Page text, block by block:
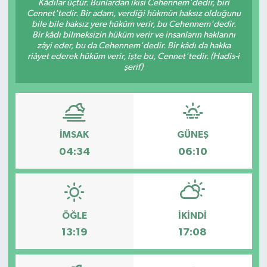
Kâdılar üçtür. Bunlardan ikisi Cehennem'dedir, biri
Cennet'tedir. Bir adam, verdiği hükmün haksız olduğunu
bile bile haksız yere hüküm verir, bu Cehennem'dedir.
Bir kâdı bilmeksizin hüküm verir ve insanların haklarını
zâyi eder, bu da Cehennem'dedir. Bir kâdı da hakka
riâyet ederek hüküm verir, işte bu, Cennet'tedir. (Hadis-i
şerif)
İMSAK
04:34
GÜNEŞ
06:10
ÖĞLE
13:19
İKINDI
17:08
KÜLTÜR SANAT
YAŞAM
LIFE
SARIGÖL
SARUHANLI
SELENDİ
KIRKAĞAÇ
GÖLMARMARA
GÖRDES
KÖPRÜBAŞI
KÖPRÜBAŞI
KULA
SALİHLİ
SARIGÖL
ŞEHZADELER
SELENDİ
SOMA
TURGUTLU
EKONOMİ
EĞİTİM
KÜLTÜR SANAT
LIFE
BİLİM VE TEKNOLOJİ
YAZARLAR
MANİSA'NIN YÖRESEL LEZZETLERİ